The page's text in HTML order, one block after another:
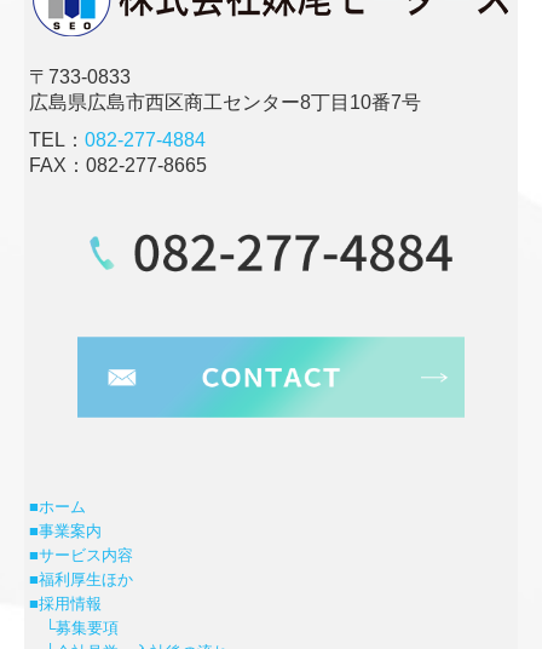
〒733-0833
広島県広島市西区商工センター8丁目10番7号
TEL：082-277-4884
FAX：082-277-8665
■ホーム
■事業案内
■サービス内容
■福利厚生ほか
■採用情報
└募集要項